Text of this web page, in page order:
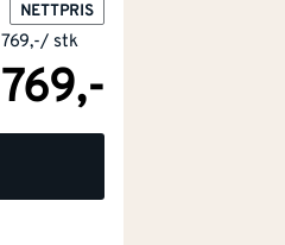
NETTPRIS
769,-/ stk
769,-